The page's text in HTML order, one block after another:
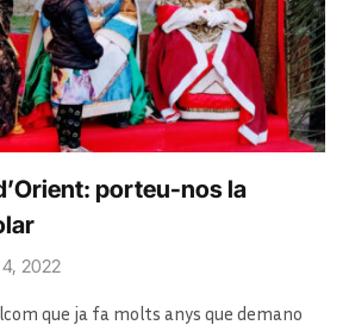
porteu-nos la
2022
que ja fa molts anys que demano